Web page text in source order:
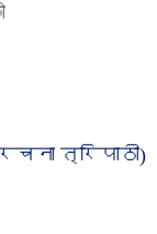
त्रिपाठी)